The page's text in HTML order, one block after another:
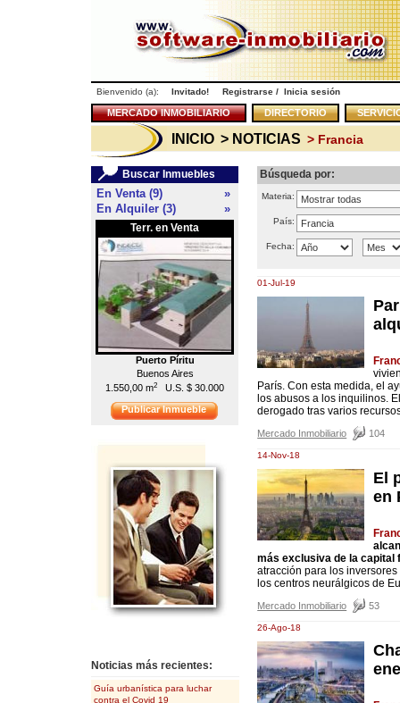
Bienvenido (a): Invitado! Registrarse / Inicia sesión
MERCADO INMOBILIARIO DIRECTORIO
INICIO > NOTICIAS > Francia
Buscar Inmuebles
En Venta (9)
»
En Alquiler (3)
»
Terr. en Venta
Puerto Píritu
Buenos Aires
1.550,00 m2 U.S. $ 30.000
Local en Venta
Caracas
55,00 m2 U.S. $ 176.000
Publicar Inmueble
Noticias más recientes:
Guía urbanística para luchar
contra el Covid 19
Búsqueda por:
Materia:
País:
Fecha:
01-Jul-19
París. Con esta medida, el
los abusos a los inquilinos.
derogado tras varios
Mercado Inmobiliario 104
14-Nov-18
El
en
más exclusiva de la capital
atracción para los
los centros neurálgicos de
Mercado Inmobiliario 53
26-Ago-18